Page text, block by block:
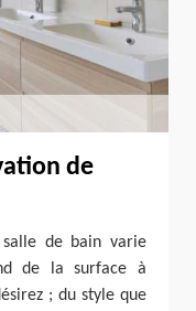
de
de bain varie
de la surface à
; du style que